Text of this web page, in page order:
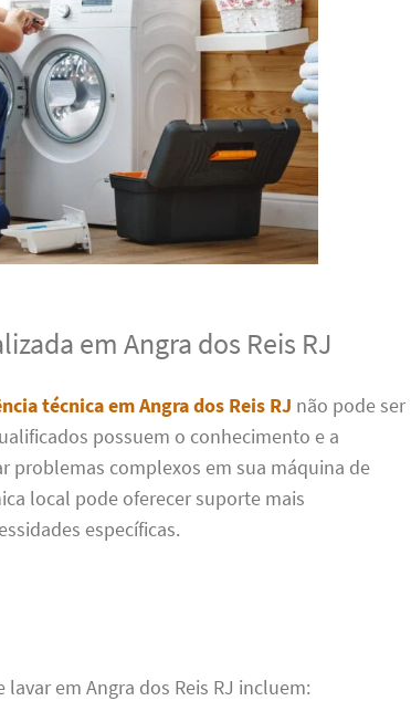
em Angra dos Reis RJ
técnica em Angra dos Reis RJ não pode ser
possuem o conhecimento e a
problemas complexos em sua máquina de
local pode oferecer suporte mais
específicas.
em Angra dos Reis RJ incluem: